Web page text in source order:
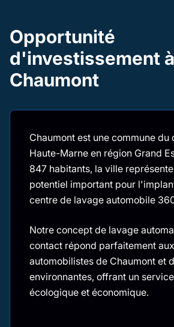
Opportunité
d'investissement à
Chaumont
Chaumont est une commune du
Haute-Marne en région Grand
847 habitants, la ville
potentiel important pour
centre de lavage automobile
Notre concept de lavage
contact répond parfaitement
automobilistes de Chaumont et
environnantes, offrant un
écologique et économique.